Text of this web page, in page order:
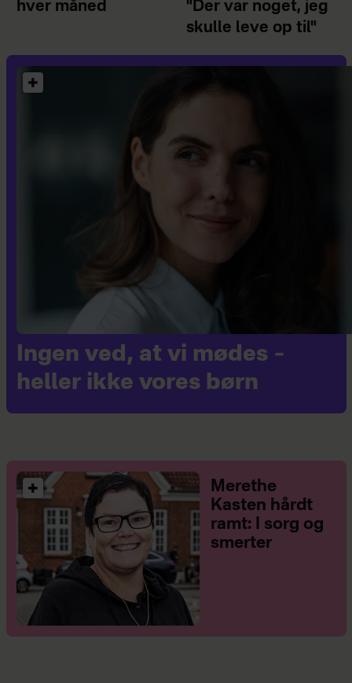
hver måned
"Der var noget, jeg
skulle leve op til"
Ingen ved, at vi mødes –
heller ikke vores børn
Merethe
Kasten hårdt
ramt: I sorg og
smerter